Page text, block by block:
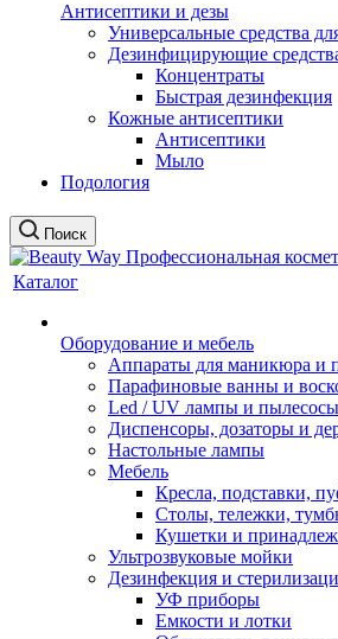
Антисептики и дезы
Универсальные средства
Дезинфицирующие
Концентраты
Быстрая дезинфекция
Кожные антисептики
Антисептики
Мыло
Подология
Поиск
Каталог
Оборудование и мебель
Аппараты для маникюра и
Парафиновые ванны и
Led / UV лампы и пылесосы
Диспенсоры, дозаторы и
Настольные лампы
Мебель
Кресла, подставки,
Столы, тележки,
Кушетки и
Ультрозвуковые мойки
Дезинфекция и
УФ приборы
Емкости и лотки